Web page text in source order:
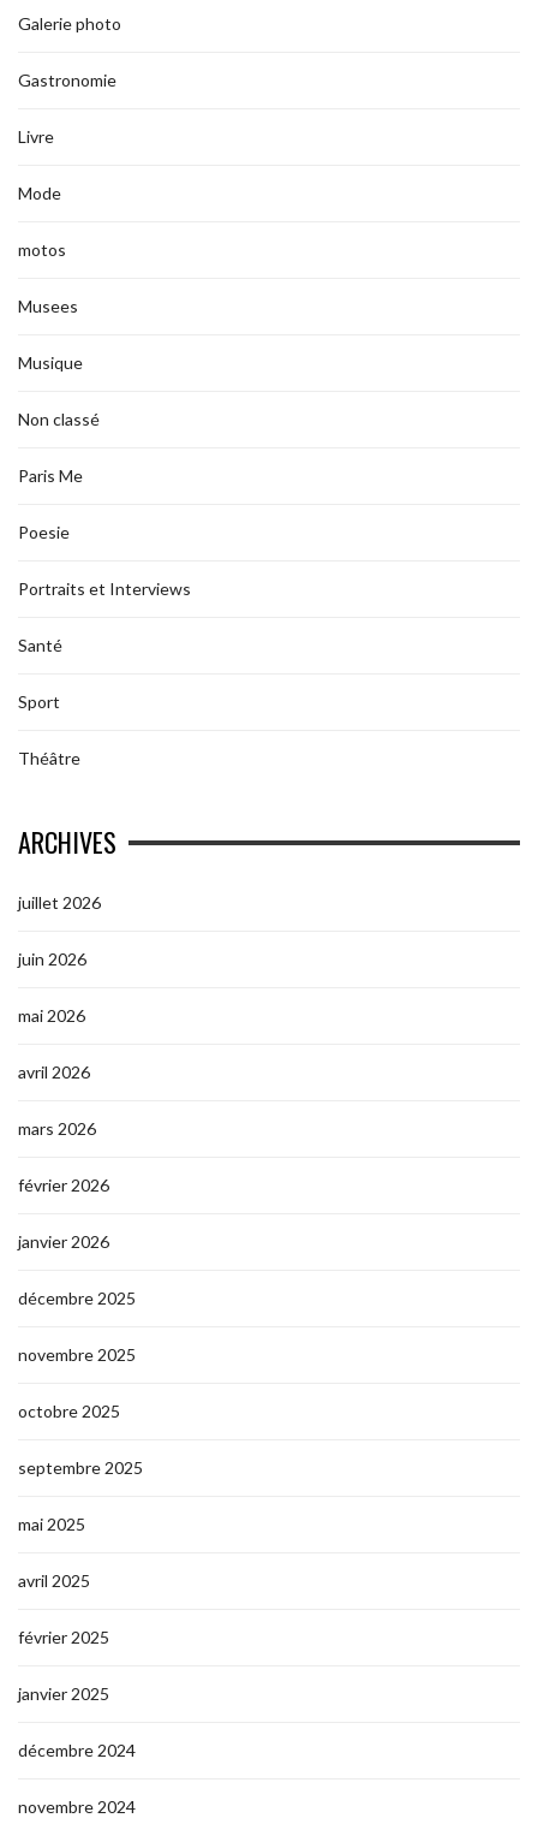
Galerie photo
Gastronomie
Livre
Mode
motos
Musees
Musique
Non classé
Paris Me
Poesie
Portraits et Interviews
Santé
Sport
Théâtre
ARCHIVES
juillet 2026
juin 2026
mai 2026
avril 2026
mars 2026
février 2026
janvier 2026
décembre 2025
novembre 2025
octobre 2025
septembre 2025
mai 2025
avril 2025
février 2025
janvier 2025
décembre 2024
novembre 2024